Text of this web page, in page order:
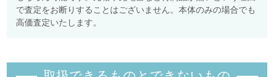
で査定をお断りすることはございません。本体のみの場合でも
高価査定いたします。